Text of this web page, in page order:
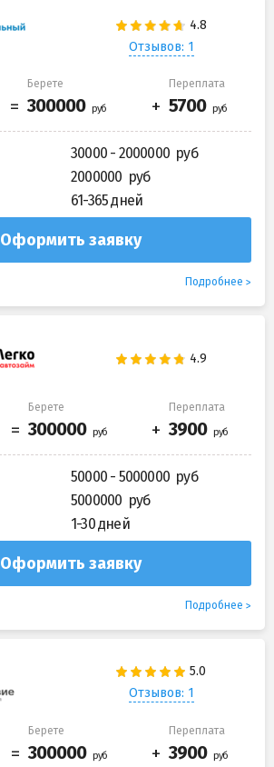
Отзывов: 1
Берете Переплата
30000 - 2000000
2000000
61-365 дней
Оформить заявку
Подробнее
Берете Переплата
50000 - 5000000
5000000
1-30 дней
Оформить заявку
Подробнее
Отзывов: 1
Берете Переплата